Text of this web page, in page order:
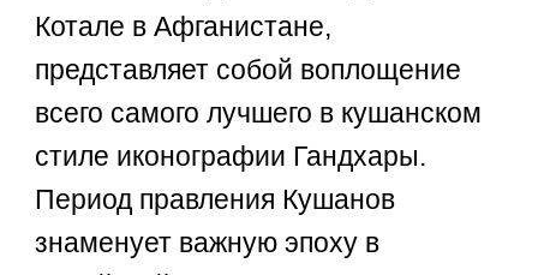
Котале в Афганистане,
представляет собой воплощение
всего самого лучшего в кушанском
стиле иконографии Гандхары.
Период правления Кушанов
знаменует важную эпоху в